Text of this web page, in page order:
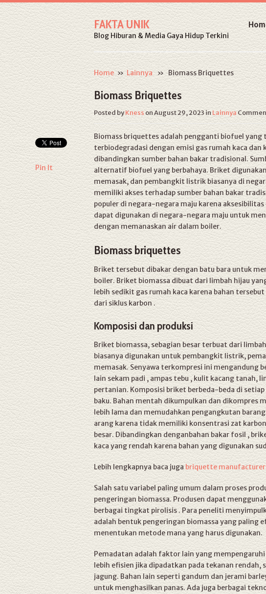
FAKTA UNIK
Blog Hiburan & Media Gaya Hidup Terkini
Home»Lainnya» Biomass Briquettes
Biomass Briquettes
Posted byKnesson August 29, 2023in Lainnya
Pin It
Biomass briquettesadalah pengganti biofuel yang
terbiodegradasi dengan emisi gas rumah kaca dan
dibandingkan sumber bahan bakar tradisional.
alternatif biofuel yang berbahaya. Briket
memasak, dan pembangkit listrik biasanya di
memiliki akses terhadap sumber bahan bakar
populer di negara-negara maju karena
dapat digunakan di negara-negara maju untuk
dengan memanaskan air dalam boiler.
Biomass briquettes
Briket tersebut dibakar dengan batu bara untuk
boiler. Briket biomassa dibuat dari limbah hijau
lebih sedikit gas rumah kaca karena bahan
dari siklus karbon .
Komposisi dan produksi
Briket biomassa, sebagian besar terbuat dari
biasanya digunakan untuk pembangkit listrik,
memasak. Senyawa terkompresi ini mengandung
lain sekam padi , ampas tebu , kulit kacang tanah,
pertanian. Komposisi briket berbeda-beda di
baku. Bahan mentah dikumpulkan dan dikompres
lebih lama dan memudahkan pengangkutan
arang karena tidak memiliki konsentrasi zat
besar. Dibandingkan denganbahan bakar fosil ,
kaca yang rendah karena bahan yang digunakan
Lebih lengkapnya baca jugabriquette
Salah satu variabel paling umum dalam proses
pengeringan biomassa. Produsen dapat
berbagai tingkat pirolisis . Para peneliti
adalah bentuk pengeringan biomassa yang paling
menentukan metode mana yang harus digunakan.
Pemadatan adalah faktor lain yang
lebih efisien jika dipadatkan pada tekanan rendah,
jagung. Bahan lain seperti gandum dan jerami
untuk menghasilkan panas. Ada juga berbagai